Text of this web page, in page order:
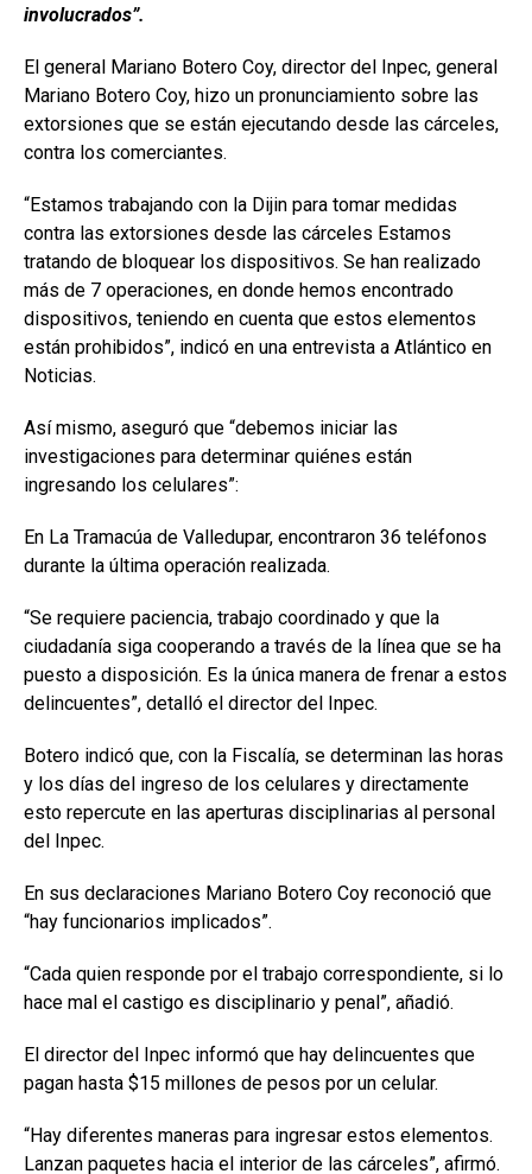
involucrados”.
El general Mariano Botero Coy, director del Inpec, general
Mariano Botero Coy, hizo un pronunciamiento sobre las
extorsiones que se están ejecutando desde las cárceles,
contra los comerciantes.
“Estamos trabajando con la Dijin para tomar medidas
contra las extorsiones desde las cárceles Estamos
tratando de bloquear los dispositivos. Se han realizado
más de 7 operaciones, en donde hemos encontrado
dispositivos, teniendo en cuenta que estos elementos
están prohibidos”, indicó en una entrevista a Atlántico en
Noticias.
Así mismo, aseguró que “debemos iniciar las
investigaciones para determinar quiénes están
ingresando los celulares”:
En La Tramacúa de Valledupar, encontraron 36 teléfonos
durante la última operación realizada.
“Se requiere paciencia, trabajo coordinado y que la
ciudadanía siga cooperando a través de la línea que se ha
puesto a disposición. Es la única manera de frenar a estos
delincuentes”, detalló el director del Inpec.
Botero indicó que, con la Fiscalía, se determinan las horas
y los días del ingreso de los celulares y directamente
esto repercute en las aperturas disciplinarias al personal
del Inpec.
En sus declaraciones Mariano Botero Coy reconoció que
“hay funcionarios implicados”.
“Cada quien responde por el trabajo correspondiente, si lo
hace mal el castigo es disciplinario y penal”, añadió.
El director del Inpec informó que hay delincuentes que
pagan hasta $15 millones de pesos por un celular.
“Hay diferentes maneras para ingresar estos elementos.
Lanzan paquetes hacia el interior de las cárceles”, afirmó.